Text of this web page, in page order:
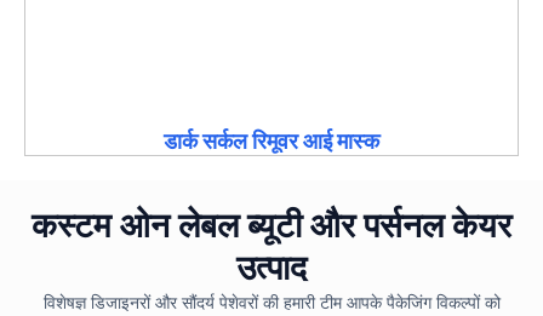
डार्क सर्कल रिमूवर आई मास्क
कस्टम ओन लेबल ब्यूटी और पर्सनल केयर
उत्पाद
विशेषज्ञ डिजाइनरों और सौंदर्य पेशेवरों की हमारी टीम आपके पैकेजिंग विकल्पों को